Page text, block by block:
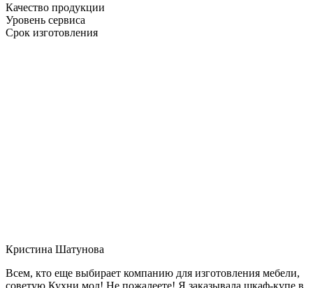
Качество продукции
Уровень сервиса
Срок изготовления
Кристина Шатунова
Всем, кто еще выбирает компанию для изготовления мебели,
советую Кухни мол! Не пожалеете! Я заказывала шкаф-купе в